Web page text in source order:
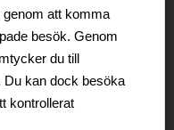
Seating Division,
Be-Ge Vehicle
att komma
besök. Genom
du till
Du kan dock besöka
kontrollerat